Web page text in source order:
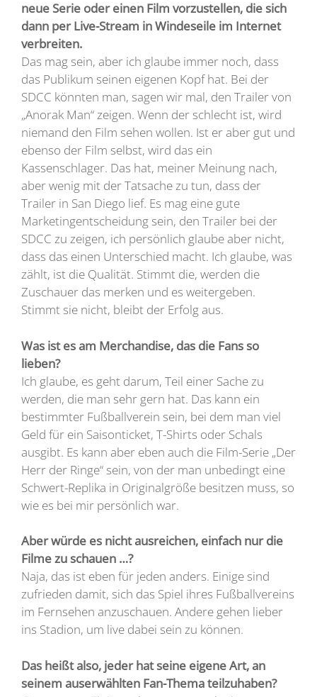
neue Serie oder einen Film vorzustellen, die sich
dann per Live-Stream in Windeseile im Internet
verbreiten.
Das mag sein, aber ich glaube immer noch, dass
das Publikum seinen eigenen Kopf hat. Bei der
SDCC könnten man, sagen wir mal, den Trailer von
„Anorak Man“ zeigen. Wenn der schlecht ist, wird
niemand den Film sehen wollen. Ist er aber gut und
ebenso der Film selbst, wird das ein
Kassenschlager. Das hat, meiner Meinung nach,
aber wenig mit der Tatsache zu tun, dass der
Trailer in San Diego lief. Es mag eine gute
Marketingentscheidung sein, den Trailer bei der
SDCC zu zeigen, ich persönlich glaube aber nicht,
dass das einen Unterschied macht. Ich glaube, was
zählt, ist die Qualität. Stimmt die, werden die
Zuschauer das merken und es weitergeben.
Stimmt sie nicht, bleibt der Erfolg aus.
Was ist es am Merchandise, das die Fans so
lieben?
Ich glaube, es geht darum, Teil einer Sache zu
werden, die man sehr gern hat. Das kann ein
bestimmter Fußballverein sein, bei dem man viel
Geld für ein Saisonticket, T-Shirts oder Schals
ausgibt. Es kann aber eben auch die Film-Serie „Der
Herr der Ringe“ sein, von der man unbedingt eine
Schwert-Replika in Originalgröße besitzen muss, so
wie es bei mir persönlich war.
Aber würde es nicht ausreichen, einfach nur die
Filme zu schauen …?
Naja, das ist eben für jeden anders. Einige sind
zufrieden damit, sich das Spiel ihres Fußballvereins
im Fernsehen anzuschauen. Andere gehen lieber
ins Stadion, um live dabei sein zu können.
Das heißt also, jeder hat seine eigene Art, an
seinem auserwählten Fan-Thema teilzuhaben?